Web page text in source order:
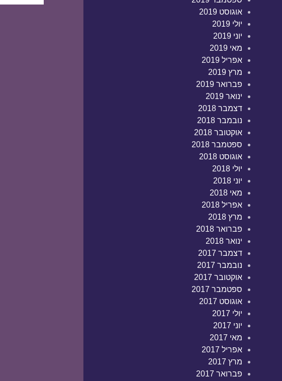
אוגוסט 2019
יולי 2019
יוני 2019
מאי 2019
אפריל 2019
מרץ 2019
פברואר 2019
ינואר 2019
דצמבר 2018
נובמבר 2018
אוקטובר 2018
ספטמבר 2018
אוגוסט 2018
יולי 2018
יוני 2018
מאי 2018
אפריל 2018
מרץ 2018
פברואר 2018
ינואר 2018
דצמבר 2017
נובמבר 2017
אוקטובר 2017
ספטמבר 2017
אוגוסט 2017
יולי 2017
יוני 2017
מאי 2017
אפריל 2017
מרץ 2017
פברואר 2017